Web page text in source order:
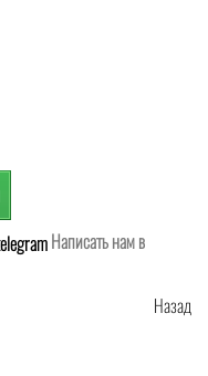
Написать нам в
Назад